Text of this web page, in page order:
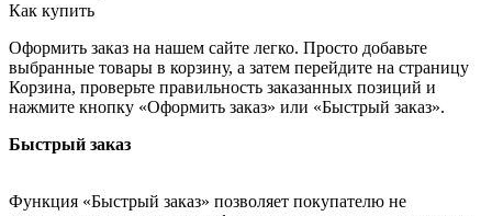
Как купить
Оформить заказ на нашем сайте легко. Просто добавьте
выбранные товары в корзину, а затем перейдите на страницу
Корзина, проверьте правильность заказанных позиций и
нажмите кнопку «Оформить заказ» или «Быстрый заказ».
Быстрый заказ
Функция «Быстрый заказ» позволяет покупателю не